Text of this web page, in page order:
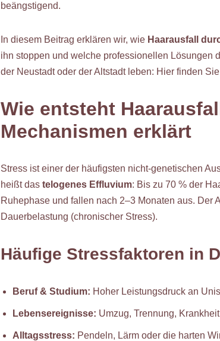
beängstigend.
In diesem Beitrag erklären wir, wie Haarausfall
ihn stoppen und welche professionellen Lösungen
der Neustadt oder der Altstadt leben: Hier finden
Wie entsteht
Mechanismen erklärt
Stress ist einer der häufigsten nicht-genetischen
heißt das telogenes Effluvium: Bis zu 70 % der
Ruhephase und fallen nach 2–3 Monaten aus. Der
Dauerbelastung (chronischer Stress).
Häufige Stressfaktoren in
Beruf & Studium: Hoher Leistungsdruck an
Lebensereignisse: Umzug, Trennung,
Alltagsstress: Pendeln, Lärm oder die harten